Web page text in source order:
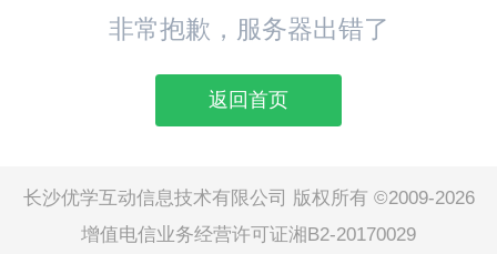
非常抱歉，服务器出错了
返回首页
长沙优学互动信息技术有限公司 版权所有 ©2009-2026
增值电信业务经营许可证湘B2-20170029